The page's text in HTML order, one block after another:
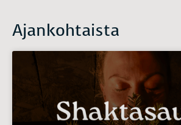
Ajankohtaista